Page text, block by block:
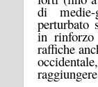
di medie-
perturbato
in
raffiche